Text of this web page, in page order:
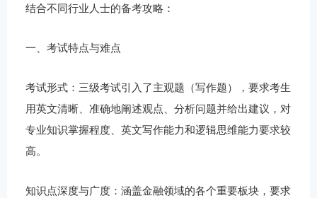
结合不同行业人士的备考攻略：
一、考试特点与难点
考试形式：三级考试引入了主观题（写作题），要求考生
用英文清晰、准确地阐述观点、分析问题并给出建议，对
专业知识掌握程度、英文写作能力和逻辑思维能力要求较
高。
知识点深度与广度：涵盖金融领域的各个重要板块，要求